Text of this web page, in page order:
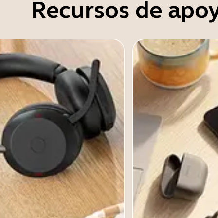
Recursos de